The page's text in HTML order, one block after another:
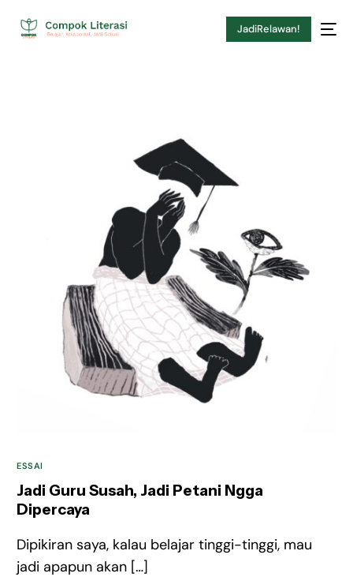
JadiRelawan!
ESSAI
Jadi Guru Susah, Jadi Petani Ngga
Dipercaya
Dipikiran saya, kalau belajar tinggi-tinggi, mau
jadi apapun akan […]